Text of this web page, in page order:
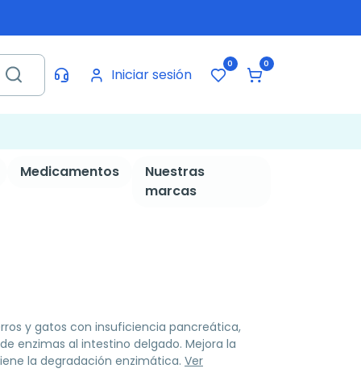
Iniciar sesión
0 0
Medicamentos
Nuestras
marcas
y gatos con insuficiencia pancreática,
enzimas al intestino delgado. Mejora la
la degradación enzimática. Ver